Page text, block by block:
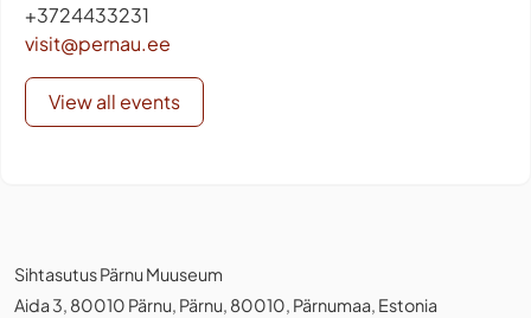
+3724433231
visit@pernau.ee
View all events
Sihtasutus Pärnu Muuseum
Aida 3, 80010 Pärnu, Pärnu, 80010, Pärnumaa, Estonia